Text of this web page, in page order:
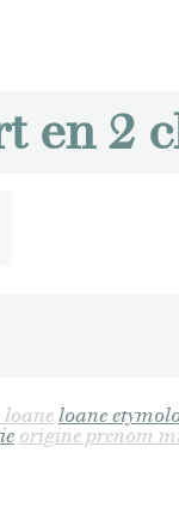
en 2
loane loane
origine prenom